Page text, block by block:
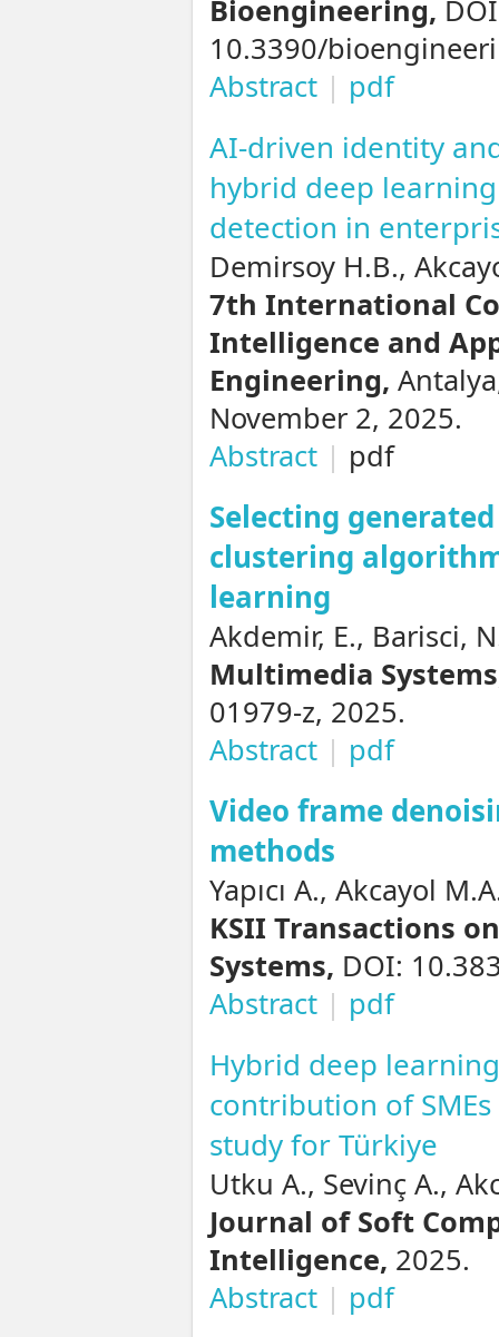
Bioengineering,
10.3390/
Abstract | pdf
AI-driven identity
hybrid deep
detection in
Demirsoy H.B.,
7th International
Intelligence and
Engineering,
November 2, 2025.
Abstract | pdf
Selecting
clustering
learning
Akdemir, E., Barisci,
Multimedia
01979-z, 2025.
Abstract | pdf
Video frame
methods
Yapıcı A., Akcayol
KSII Transactions
Systems, DOI:
Abstract | pdf
Hybrid deep
contribution of
study for Türkiye
Utku A., Sevinç A.,
Journal of Soft
Intelligence, 2025.
Abstract | pdf